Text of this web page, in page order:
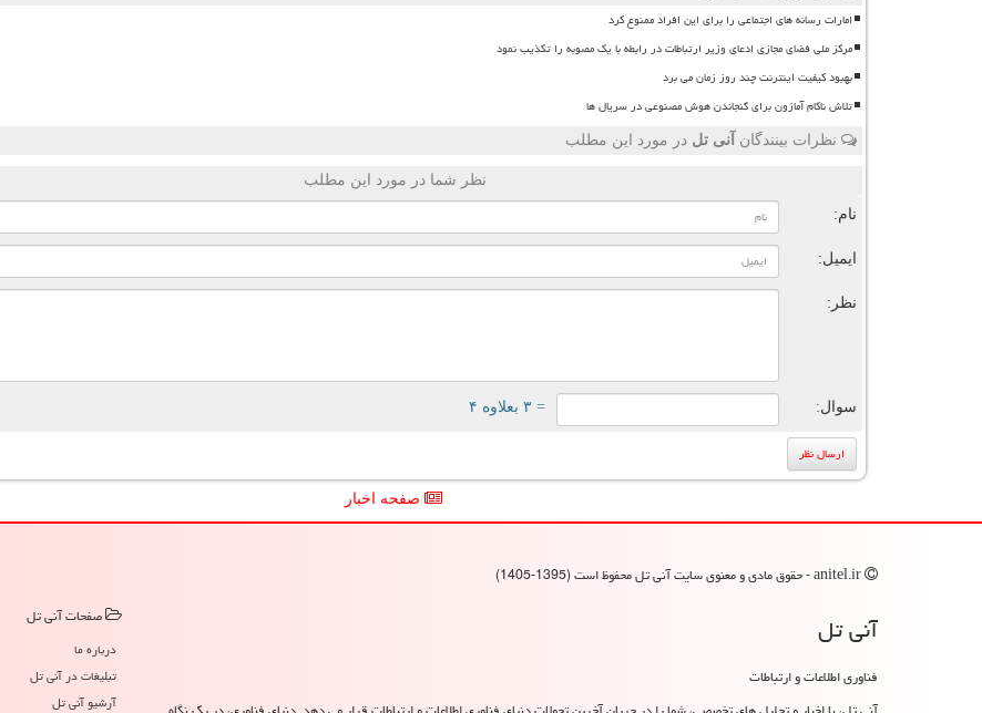
امارات رسانه های اجتماعی را برای این افراد ممنوع کرد
مرکز ملی فضای مجازی ادعای وزیر ارتباطات در رابطه با یک مصوبه را تکذیب نمود
بهبود کیفیت اینترنت چند روز زمان می برد
تلاش ناکام آمازون برای گنجاندن هوش مصنوعی در سریال ها
نظرات بینندگان آنی تل در مورد این مطلب
نظر شما در مورد این مطلب
نام:
ایمیل:
نظر:
سوال: = ۳ بعلاوه ۴
صفحه اخبار
آنی تل
فناوری اطلاعات و ارتباطات
صفحات آنی تل
درباره ما
تبلیغات در آنی تل
آرشیو آنی تل